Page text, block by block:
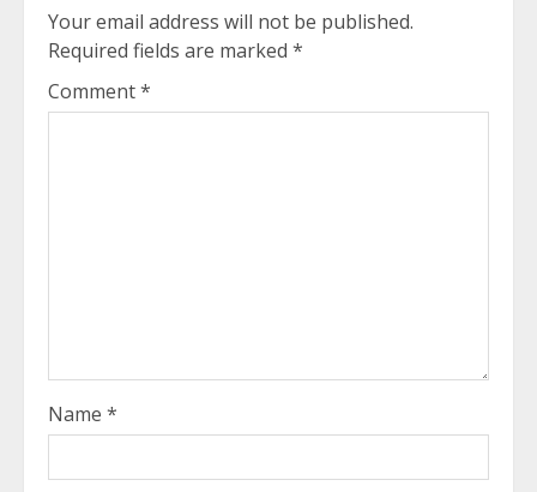
Your email address will not be published.
Required fields are marked *
Comment*
Name *